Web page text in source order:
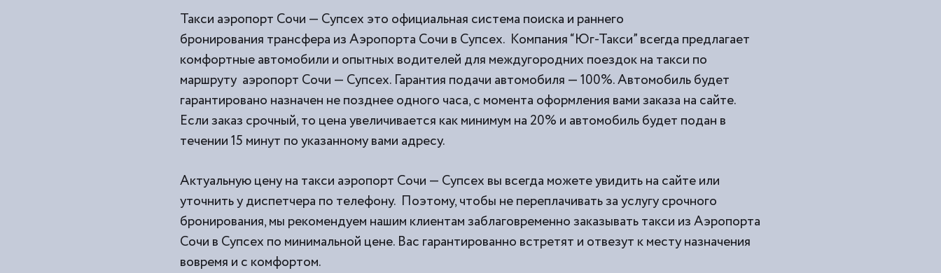
Такси аэропорт Сочи — Супсех это официальная система поиска и раннего
бронирования трансфера из Аэропорта Сочи в Супсех. Компания “Юг-Такси” всегда предлагает
комфортные автомобили и опытных водителей для междугородних поездок на такси по
маршруту аэропорт Сочи — Супсех. Гарантия подачи автомобиля — 100%. Автомобиль будет
гарантировано назначен не позднее одного часа, с момента оформления вами заказа на сайте.
Если заказ срочный, то цена увеличивается как минимум на 20% и автомобиль будет подан в
течении 15 минут по указанному вами адресу.
Актуальную цену на такси аэропорт Сочи — Супсех вы всегда можете увидить на сайте или
уточнить у диспетчера по телефону. Поэтому, чтобы не переплачивать за услугу срочного
бронирования, мы рекомендуем нашим клиентам заблаговременно заказывать такси изАэропорта
Сочи в Супсех по минимальной цене. Вас гарантированно встретят и отвезут к месту назначения
вовремя и с комфортом.